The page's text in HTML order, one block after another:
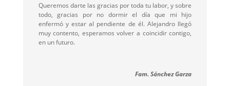
Queremos darte las gracias por toda tu labor, y sobre
todo, gracias por no dormir el día que mi hijo
enfermó y estar al pendiente de él. Alejandro llegó
muy contento, esperamos volver a coincidir contigo,
en un futuro.
Fam. Sánchez Garza